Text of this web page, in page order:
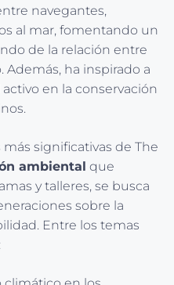
navegantes,
al mar, fomentando un
de la relación entre
Además, ha inspirado a
en la conservación
significativas de The
ambiental que
y talleres, se busca
sobre la
Entre los temas